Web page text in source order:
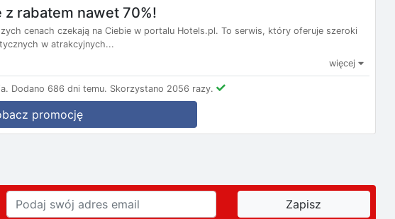
z rabatem nawet 70%!
cenach czekają na Ciebie w portalu Hotels.pl. To serwis, który oferuje szeroki
w atrakcyjnych...
więcej
Dodano 686 dni temu. Skorzystano 2056 razy.
promocję